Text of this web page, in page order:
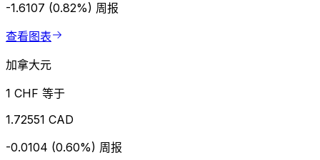
-1.6107 (0.82%) 周报
查看图表
加拿大元
1 CHF 等于
1.72551 CAD
-0.0104 (0.60%) 周报